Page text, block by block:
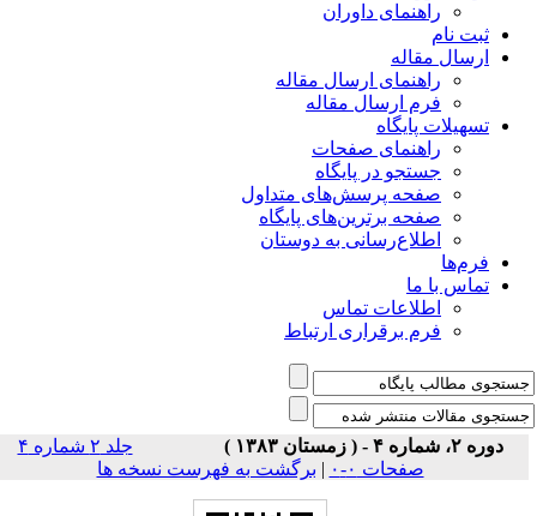
راهنمای داوران
ثبت نام
ارسال مقاله
راهنمای ارسال مقاله
فرم ارسال مقاله
تسهیلات پایگاه
راهنمای صفحات
جستجو در پایگاه
صفحه پرسش‌های متداول
صفحه برترین‌های پایگاه
اطلاع‌رسانی به دوستان
فرم‌ها
تماس با ما
اطلاعات تماس
فرم برقراری ارتباط
دوره ۲، شماره ۴ - ( زمستان ۱۳۸۳ )
جلد ۲ شماره ۴
صفحات ۰-۰
| برگشت به فهرست نسخه ها